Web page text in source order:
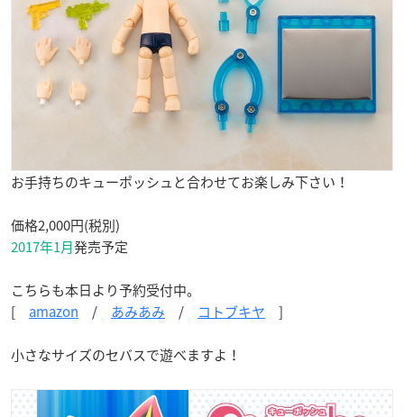
お手持ちのキューポッシュと合わせてお楽しみ下さい！
価格2,000円(税別)
2017年1月発売予定
こちらも本日より予約受付中。
[ amazon / あみあみ / コトブキヤ ]
小さなサイズのセバスで遊べますよ！